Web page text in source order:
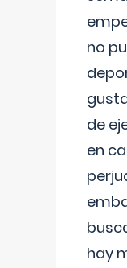
no
de
en
hay